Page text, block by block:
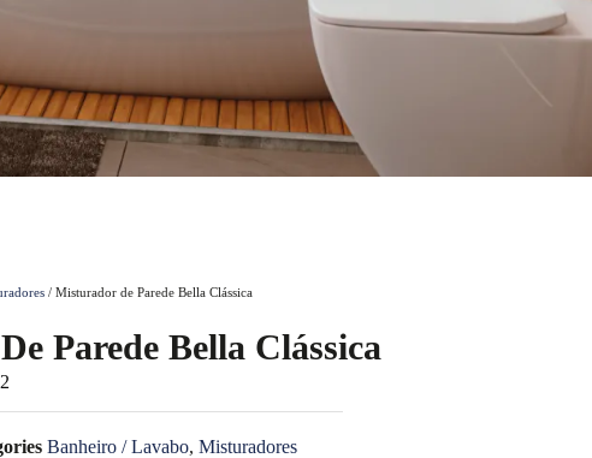
/ Misturador de Parede Bella Clássica
Parede Bella Clássica
Banheiro / Lavabo, Misturadores